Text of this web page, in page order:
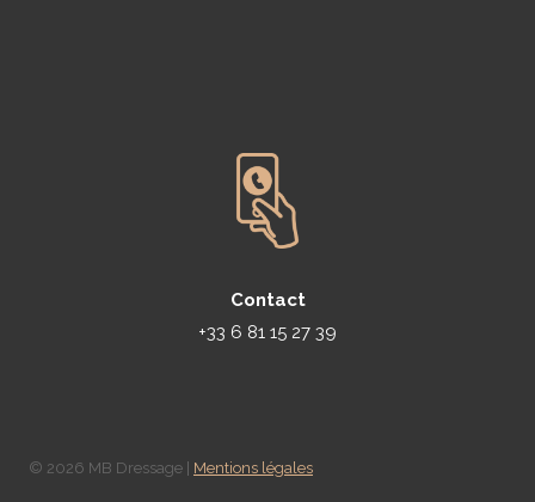
Contact
+33 6 81 15 27 39
© 2026 MB Dressage | Mentions légales